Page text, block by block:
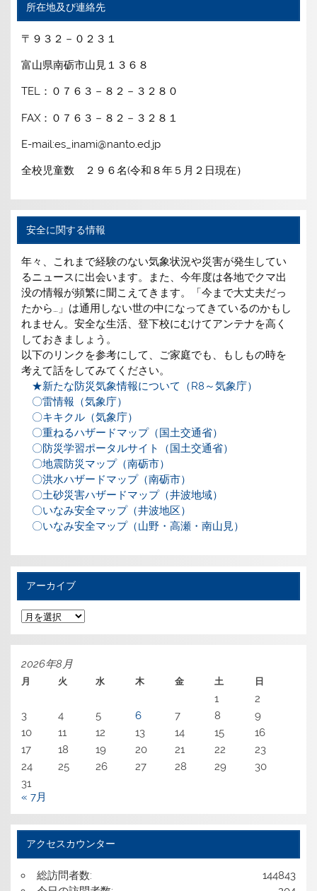
所在地及び連絡先
〒９３２－０２３１
富山県南砺市山見１３６８
TEL：０７６３－８２－３２８０
FAX：０７６３－８２－３２８１
E-mail:es_inami@nanto.ed.jp
全校児童数 ２９６名(令和８年５月２日現在）
安全に関する情報
年々、これまで経験のない気象状況や災害が発生してい
るニュースに出会います。また、今年度は各地でクマ出
没の情報が頻繁に聞こえてきます。「今まで大丈夫だっ
たから…」は通用しない世の中になってきているのかもし
れません。安全な生活、登下校にむけてアンテナを高く
しておきましょう。
以下のリンクを参考にして、ご家庭でも、もしもの時を
考えて話をしてみてください。
★新たな防災気象情報について（R8～気象庁）
〇雷情報（気象庁）
〇キキクル（気象庁）
〇重ねるハザードマップ（国土交通省）
〇防災学習ポータルサイト（国土交通省）
〇地震防災マップ（南砺市）
〇洪水ハザードマップ（南砺市）
〇土砂災害ハザードマップ（井波地域）
〇いなみ安全マップ（井波地区）
〇いなみ安全マップ（山野・高瀬・南山見）
アーカイブ
ア
ー
カ
イ
2026年8月
月 火 水 木 金 土 日
1
2
3
4 5 6 7 8
9
10
11 12 13 14 15
16
17
18 19 20 21 22
23
24
25 26 27 28 29
30
31
« 7月
アクセスカウンター
144843
総訪問者数: